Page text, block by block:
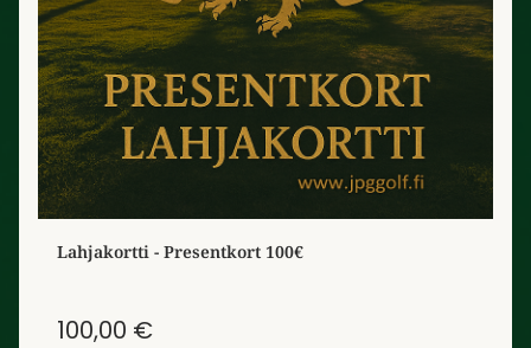
Lahjakortti - Presentkort 100€
100,00 €